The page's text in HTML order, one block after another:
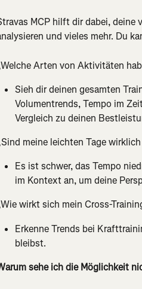
MCP hilft dir dabei, deine
und vieles mehr. Du
Arten von Aktivitäten
Sieh dir deinen gesamten
Volumentrends, Tempo im
Vergleich zu deinen
meine leichten Tage
Es ist schwer, das Tempo
im Kontext an, um deine
wirkt sich mein Cross-
Erkenne Trends bei
bleibst.
sehe ich die Möglichkeit